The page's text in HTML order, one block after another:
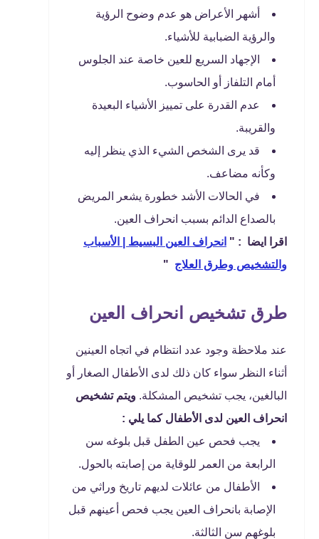
أشهر الأعراض هو عدم وضوح الرؤية
والرؤية الضبابية للأشياء.
الإجهاد السريع للعين خاصة عند الجلوس
أمام التلفاز أو الحاسوب.
عدم القدرة على تمييز الأشياء البعيدة
والقريبة.
قد يرى الشخص الشيء الذي ينظر إليه
وكأنه مضاعف.
في الحالات الأشد خطورة يشعر المريض
بالصداع الدائم بسبب انحراف العين.
اقرا ايضا : " انحراف العين البسيط | الأسباب
والتشخيص وطرق العلاج "
طرق تشخيص انحراف العين
عند ملاحظة وجود عدد انتظام في اتجاه العينين
أثناء النظر سواء كان ذلك لدى الأطفال الصغار أو
البالغين، يجب تشخيص المشكلة. ويتم تشخيص
انحراف العين لدى الأطفال كما يلي :
يجب فحص عين الطفل قبل بلوغه سن
الرابعة من العمر للوقاية من إصابته بالحول.
الأطفال من عائلات لديهم تاريخ وراثي من
الإصابة بانحراف العين يجب فحص أعينهم قبل
بلوغهم سن الثالثة.